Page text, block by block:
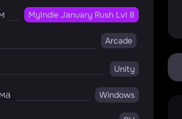
MyIndie January Rush Lvl 8
Arcade
Unity
Windows